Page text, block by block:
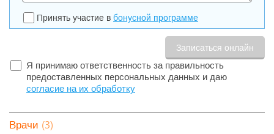
Принять участие в бонусной программе
Я принимаю ответственность за правильность
предоставленных персональных данных и даю
согласие на их обработку
Врачи (3)